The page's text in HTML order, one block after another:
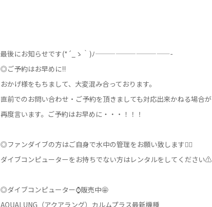
最後にお知らせです(*´_ゝ｀)ﾉ———————————-
◎ご予約はお早めに!!
おかげ様をもちまして、大変混み合っております。
直前でのお問い合わせ・ご予約を頂きましても対応出来かねる場合が
再度言います。ご予約はお早めに・・・！！！
◎ファンダイブの方はご自身で水中の管理をお願い致します🙇‍♀️
ダイブコンピューターをお持ちでない方はレンタルをしてください
◎ダイブコンピューター⌚販売中🤩
AQUALUNG（アクアラング）カルムプラス最新機種